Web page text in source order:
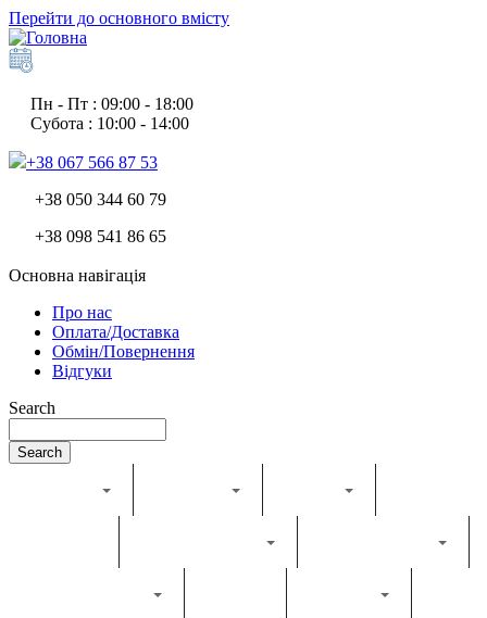
Перейти до основного вмісту
Пн - Пт : 09:00 - 18:00
Субота : 10:00 - 14:00
+38 067 566 87 53
+38 050 344 60 79
+38 098 541 86 65
Основна навігація
Про нас
Оплата/Доставка
Обмін/Повернення
Відгуки
Search
Search